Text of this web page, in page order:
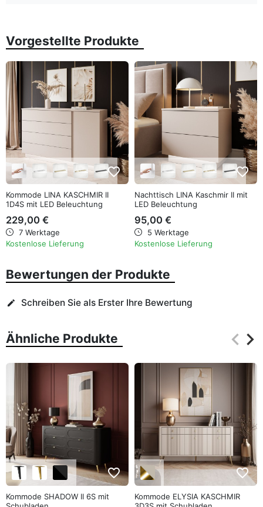
Vorgestellte Produkte
favorite_border
Kommode LINA KASCHMIR II
1D4S mit LED Beleuchtung
229,00 €
7 Werktage
Kostenlose Lieferung
favorite_border
Nachttisch LINA Kaschmir II mit
LED Beleuchtung
95,00 €
5 Werktage
Kostenlose Lieferung
Bewertungen der Produkte
edit Schreiben Sie als Erster Ihre Bewertung
Ähnliche Produkte keyboard_arrow_left
keyboard_arrow_right
favorite_border
Kommode SHADOW II 6S mit
favorite_border
Kommode ELYSIA KASCHMIR